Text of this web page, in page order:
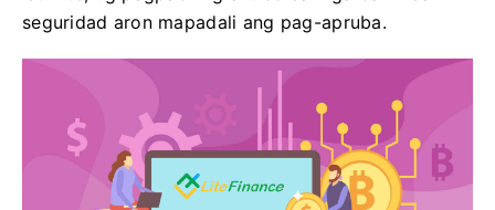
seguridad aron mapadali ang pag-apruba.